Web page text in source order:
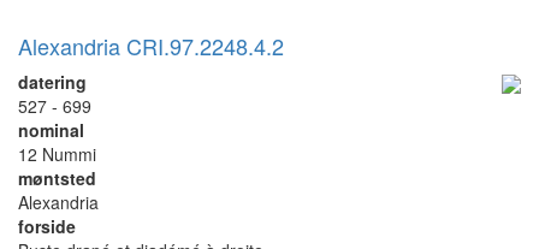
Alexandria CRI.97.2248.4.2
datering
527 - 699
nominal
12 Nummi
møntsted
Alexandria
forside